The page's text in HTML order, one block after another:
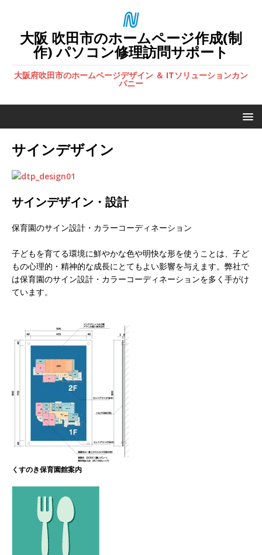
大阪 吹田市のホームページ作成(制
作) パソコン修理訪問サポート
大阪府吹田市のホームページデザイン ＆ ITソリューションカン
パニー
サインデザイン
サインデザイン・設計
保育園のサイン設計・カラーコーディネーション
子どもを育てる環境に鮮やかな色や明快な形を使うことは、子ど
もの心理的・精神的な成長にとてもよい影響を与えます。弊社で
は保育園のサイン設計・カラーコーディネーションを多く手がけ
ています。
くすのき保育園館案内